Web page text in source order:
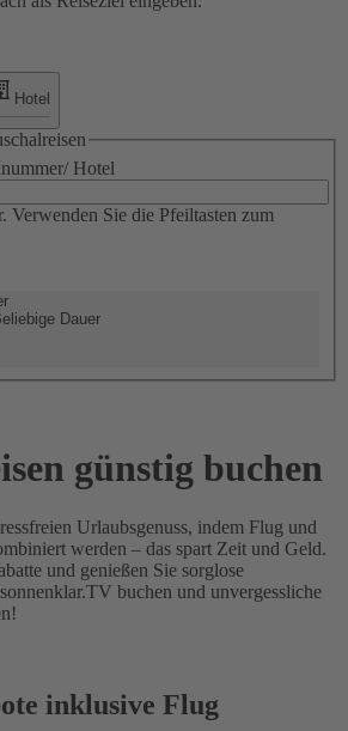
Hotel
Hotel
Verwenden Sie die Pfeiltasten zum
Dauer
günstig buchen
Urlaubsgenuss, indem Flug und
werden – das spart Zeit und Geld.
und genießen Sie sorglose
buchen und unvergessliche
inklusive Flug